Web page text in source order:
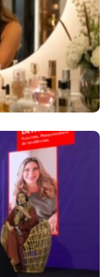
O Mercado
Marcam